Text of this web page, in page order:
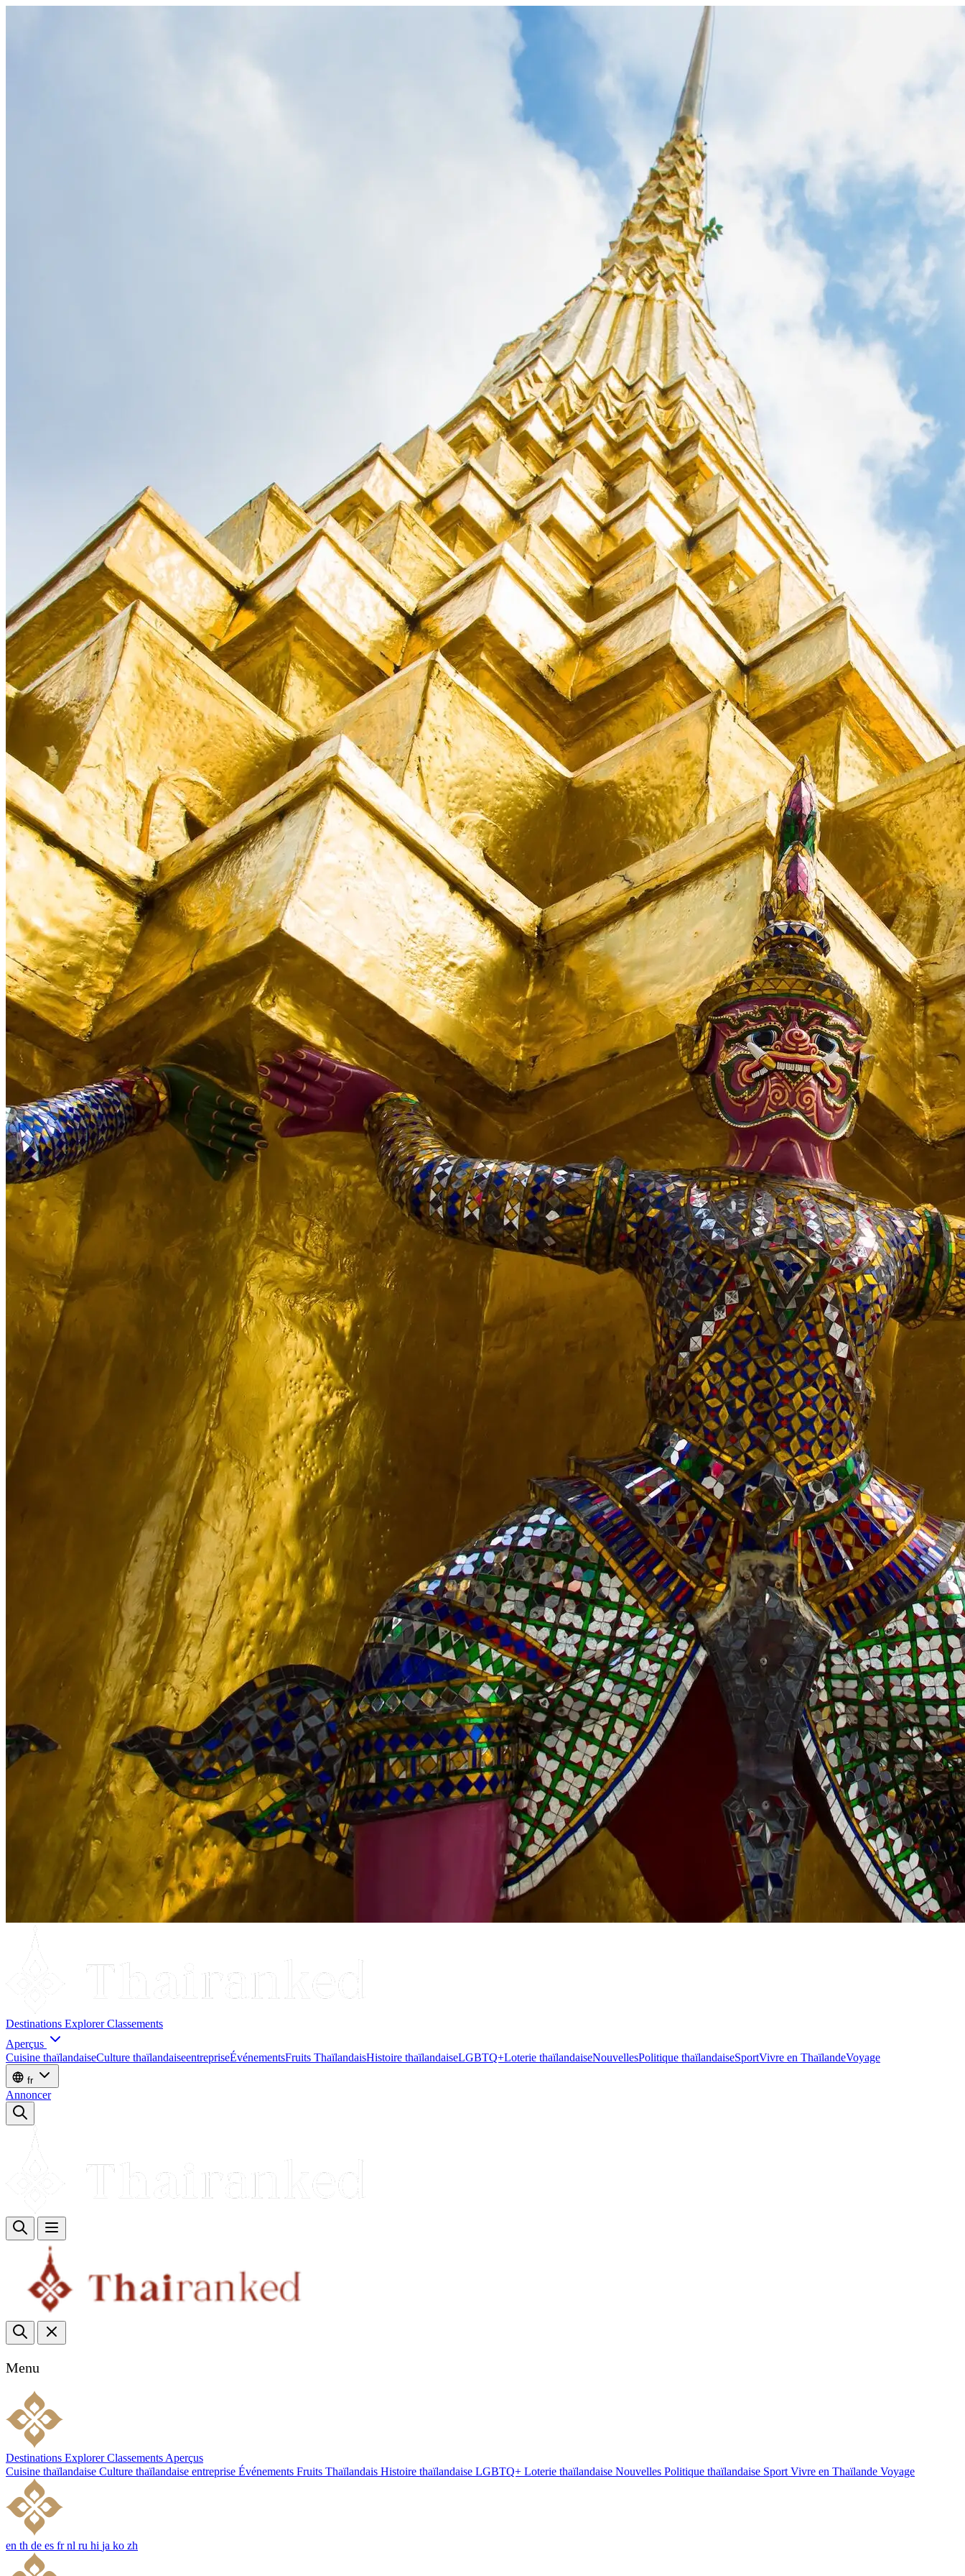
Destinations Explorer Classements
Aperçus
Cuisine thaïlandaiseCulture thaïlandaiseentrepriseÉvénementsFruits ThaïlandaisHistoire thaïlandaiseLGBTQ+Loterie thaïlandaiseNouvellesPolitique thaïlandaiseSportVivre en ThaïlandeVoyage
fr
Annoncer
Menu
Destinations Explorer Classements Aperçus
Cuisine thaïlandaise Culture thaïlandaise entreprise Événements Fruits Thaïlandais Histoire thaïlandaise LGBTQ+ Loterie thaïlandaise Nouvelles Politique thaïlandaise Sport Vivre en Thaïlande Voyage
en th de es fr nl ru hi ja ko zh